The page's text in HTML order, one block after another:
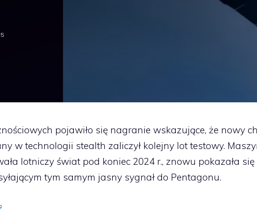
pojawiło się nagranie wskazujące, że nowy
w technologii stealth zaliczył kolejny lot testowy.
lotniczy świat pod koniec 2024 r., znowu pokazała się
tym samym jasny sygnał do Pentagonu.